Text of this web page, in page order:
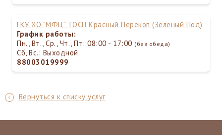
ГКУ ХО "МФЦ" ТОСП Красный Перекоп (Зелёный Под)
График работы:
Пн., Вт., Ср., Чт., Пт: 08:00 - 17:00 (без обеда)
Сб, Вс.: Выходной
88003019999
Вернуться к списку услуг